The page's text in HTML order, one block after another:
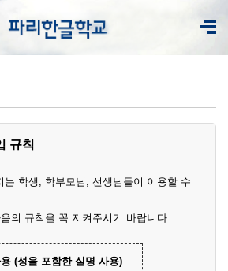
규칙
는 학생, 학부모님, 선생님들이 이용할 수
의 규칙을 꼭 지켜주시기 바랍니다.
(성을 포함한 실명 사용)